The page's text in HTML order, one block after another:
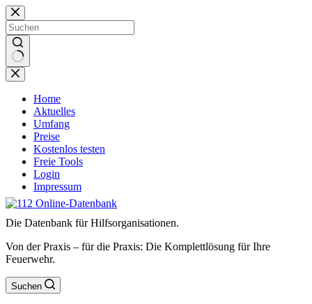
Zum
Inhalt
springen
Keine
Ergebnisse
Home
Aktuelles
Umfang
Preise
Kostenlos testen
Freie Tools
Login
Impressum
Die Datenbank für Hilfsorganisationen.
Von der Praxis – für die Praxis: Die Komplettlösung für Ihre
Feuerwehr.
Suchen